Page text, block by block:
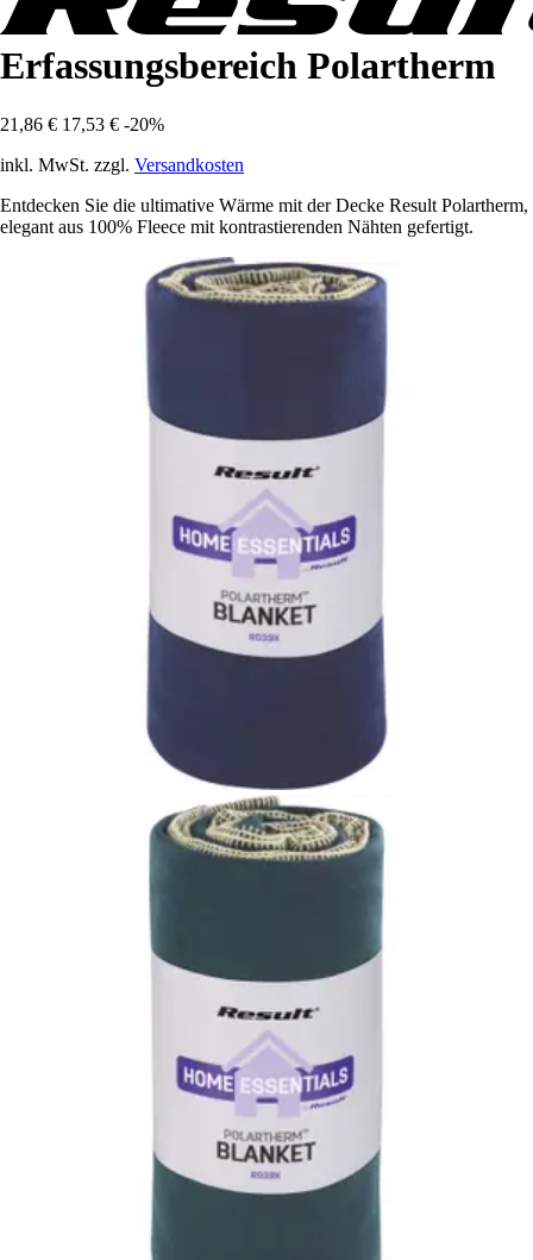
Erfassungsbereich Polartherm
21,86 € 17,53 € -20%
inkl. MwSt. zzgl. Versandkosten
Entdecken Sie die ultimative Wärme mit der Decke Result Polartherm,
elegant aus 100% Fleece mit kontrastierenden Nähten gefertigt.